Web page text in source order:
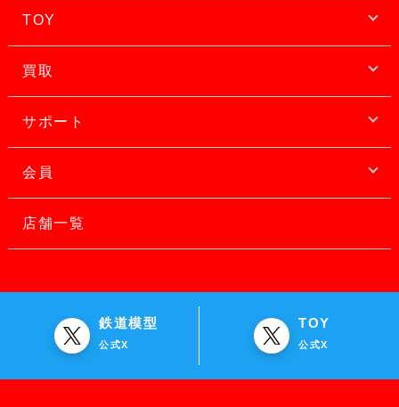
TOY
買取
サポート
会員
店舗一覧
鉄道模型
公式X
TOY
公式X